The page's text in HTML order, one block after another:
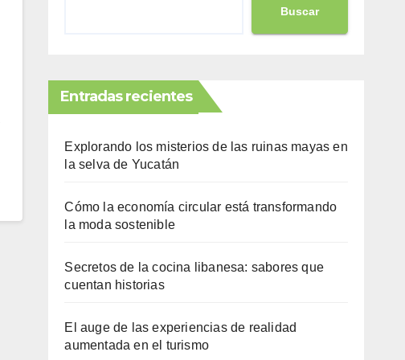
Buscar
Entradas recientes
Explorando los misterios de las ruinas mayas en
la selva de Yucatán
Cómo la economía circular está transformando
la moda sostenible
Secretos de la cocina libanesa: sabores que
cuentan historias
El auge de las experiencias de realidad
aumentada en el turismo